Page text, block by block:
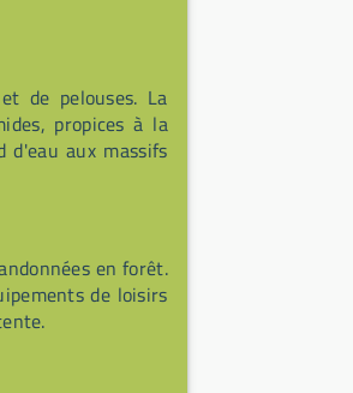
de pelouses. La
propices à la
d'eau aux massifs
en forêt.
de loisirs